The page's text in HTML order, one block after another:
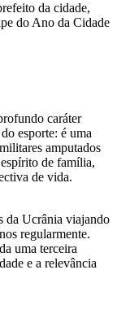
da cidade,
do Ano da Cidade
caráter
esporte: é uma
amputados
de família,
de vida.
da Ucrânia viajando
regularmente.
uma terceira
e a relevância